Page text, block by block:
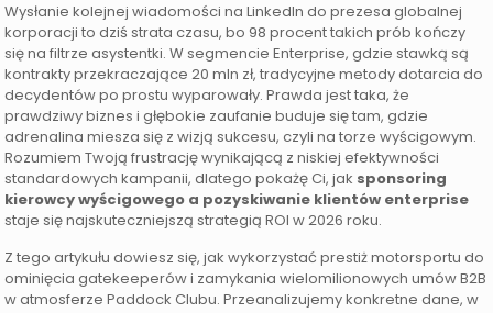
Wysłanie kolejnej wiadomości na LinkedIn do prezesa globalnej
korporacji to dziś strata czasu, bo 98 procent takich prób kończy
się na filtrze asystentki. W segmencie Enterprise, gdzie stawką są
kontrakty przekraczające 20 mln zł, tradycyjne metody dotarcia do
decydentów po prostu wyparowały. Prawda jest taka, że
prawdziwy biznes i głębokie zaufanie buduje się tam, gdzie
adrenalina miesza się z wizją sukcesu, czyli na torze wyścigowym.
Rozumiem Twoją frustrację wynikającą z niskiej efektywności
standardowych kampanii, dlatego pokażę Ci, jak sponsoring
kierowcy wyścigowego a pozyskiwanie klientów enterprise
staje się najskuteczniejszą strategią ROI w 2026 roku.
Z tego artykułu dowiesz się, jak wykorzystać prestiż motorsportu do
ominięcia gatekeeperów i zamykania wielomilionowych umów B2B
w atmosferze Paddock Clubu. Przeanalizujemy konkretne dane, w